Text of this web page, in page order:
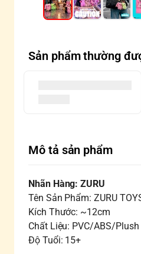
Sản phẩm thường
Mô tả sản phẩm
Nhãn Hàng: ZURU
Tên Sản Phẩm: ZURU
Kích Thước: ~12cm
Chất Liệu: PVC/ABS/Plush
Độ Tuổi: 15+